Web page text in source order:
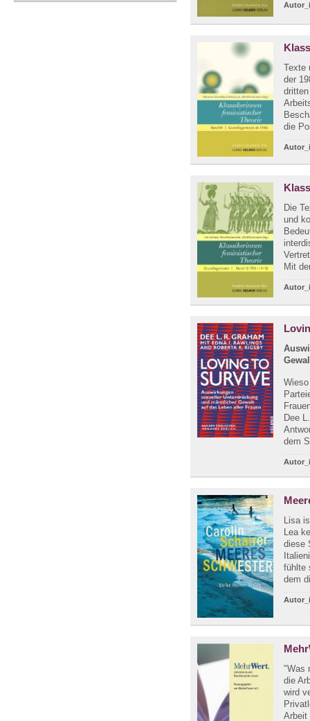
Texte
der
die
Die
und
Mit
Dee
dem
Lisa
Lea
diese
fühlte
dem
"Was
die
wird
Arbeit